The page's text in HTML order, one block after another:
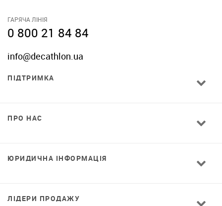
ГАРЯЧА ЛІНІЯ
0 800 21 84 84
info@decathlon.ua
ПІДТРИМКА
ПРО НАС
ЮРИДИЧНА ІНФОРМАЦІЯ
ЛІДЕРИ ПРОДАЖУ